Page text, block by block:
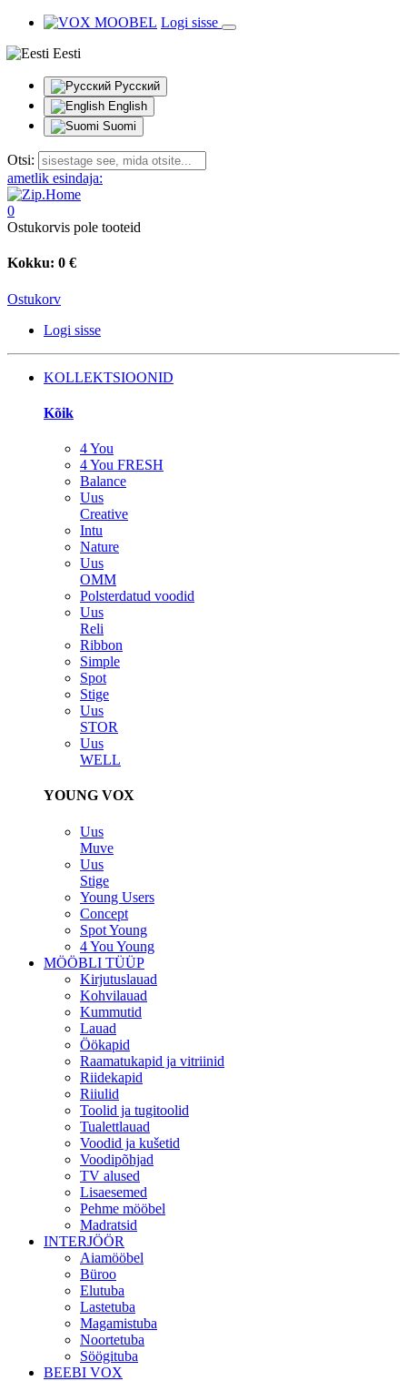
Logi sisse
Eesti
Русский
English
Suomi
Otsi:
ametlik esindaja:
0
Ostukorvis pole tooteid
Kokku: 0 €
Ostukorv
Logi sisse
KOLLEKTSIOONID
Kõik
4 You
4 You FRESH
Balance
Uus
Creative
Intu
Nature
Uus
OMM
Polsterdatud voodid
Uus
Reli
Ribbon
Simple
Spot
Stige
Uus
STOR
Uus
WELL
YOUNG VOX
Uus
Muve
Uus
Stige
Young Users
Concept
Spot Young
4 You Young
MÖÖBLI TÜÜP
Kirjutuslauad
Kohvilauad
Kummutid
Lauad
Öökapid
Raamatukapid ja vitriinid
Riidekapid
Riiulid
Toolid ja tugitoolid
Tualettlauad
Voodid ja kušetid
Voodipõhjad
TV alused
Lisaesemed
Pehme mööbel
Madratsid
INTERJÖÖR
Aiamööbel
Büroo
Elutuba
Lastetuba
Magamistuba
Noortetuba
Söögituba
BEEBI VOX